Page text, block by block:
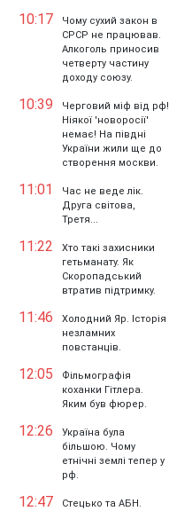
10:17
Чому сухий закон в
СРСР не працював.
Алкоголь приносив
четверту частину
доходу союзу.
10:39
Черговий міф від рф!
Ніякої 'новоросії'
немає! На півдні
України жили ще до
створення москви.
11:01
Час не веде лік.
Друга світова,
Третя...
11:22
Хто такі захисники
гетьманату. Як
Скоропадський
втратив підтримку.
11:46
Холодний Яр. Історія
незламних
повстанців.
12:05
Фільмографія
коханки Гітлера.
Яким був фюрер.
12:26
Україна була
більшою. Чому
етнічні землі тепер у
рф.
12:47
Стецько та АБН.